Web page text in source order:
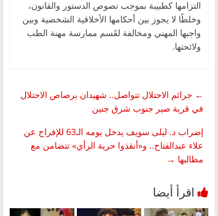
التزامها كطبيبة بموجب نصوص الدستور والقانون،
وخلطًا لا يجوز بين أحكامها الأخلاقية الشخصية وبين
واجبها المهني ومخالفة لقَسم ممارسة مهنة الطب
ولائحتها.
← جرائم الاحتلال تتواصل.. شهيدان برصاص الاحتلال
في قرية صير جنوب شرق جنين
إضراب د. ليلى سويف يدخل يومه الـ63 للإفراج عن
علاء عبدالفتاح.. و«أنقذوا حرية الرأي» تتضامن مع
مطالبها →